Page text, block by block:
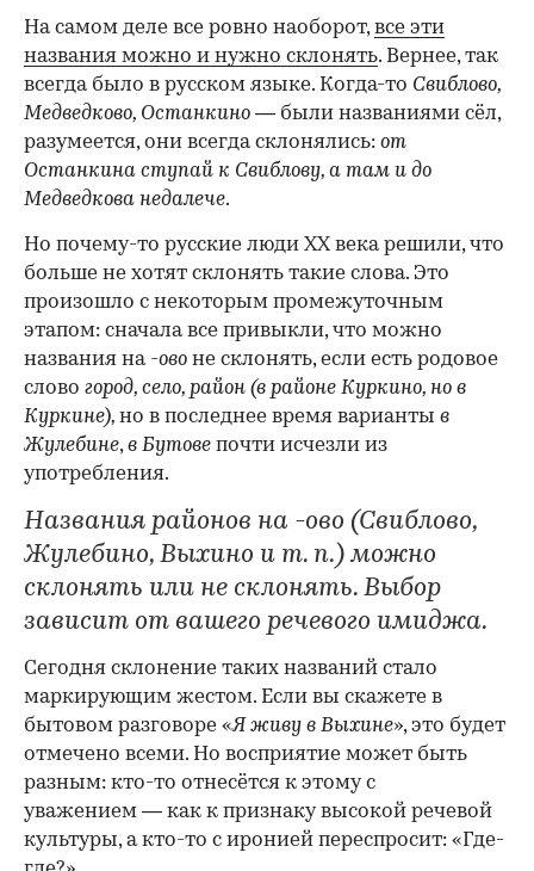
На самом деле все ровно наоборот,все эти
названия можно и нужно склонять. Вернее, так
всегда было в русском языке. Когда-то Свиблово,
Медведково, Останкино — были названиями сёл,
разумеется, они всегда склонялись: от
Останкина ступай к Свиблову, а там и до
Медведкова недалече.
Но почему-то русские люди XX века решили, что
больше не хотят склонять такие слова. Это
произошло с некоторым промежуточным
этапом: сначала все привыкли, что можно
названия на -ово не склонять, если есть родовое
слово город, село, район (в районе Куркино, но в
Куркине), но в последнее время варианты в
Жулебине,в Бутове почти исчезли из
употребления.
Названия районов на -ово (Свиблово,
Жулебино, Выхино и т. п.) можно
склонять или не склонять. Выбор
зависит от вашего речевого имиджа.
Сегодня склонение таких названий стало
маркирующим жестом. Если вы скажете в
бытовом разговоре «Я живу в Выхине», это будет
отмечено всеми. Но восприятие может быть
разным: кто-то отнесётся к этому с
уважением — как к признаку высокой речевой
культуры, а кто-то с иронией переспросит: «Где-